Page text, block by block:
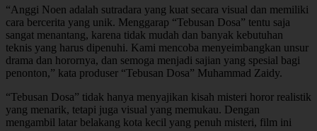
“Anggi Noen adalah sutradara yang kuat secara visual dan memiliki
cara bercerita yang unik. Menggarap “Tebusan Dosa” tentu saja
sangat menantang, karena tidak mudah dan banyak kebutuhan
teknis yang harus dipenuhi. Kami mencoba menyeimbangkan unsur
drama dan horornya, dan semoga menjadi sajian yang spesial bagi
penonton,” kata produser “Tebusan Dosa” Muhammad Zaidy.
“Tebusan Dosa” tidak hanya menyajikan kisah misteri horor realistik
yang menarik, tetapi juga visual yang memukau. Dengan
mengambil latar belakang kota kecil yang penuh misteri, film ini